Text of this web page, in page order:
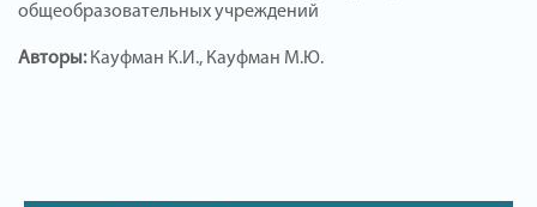
общеобразовательных учреждений
Авторы:Кауфман К.И., Кауфман М.Ю.